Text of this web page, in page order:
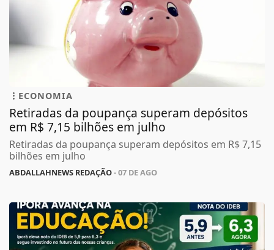
ECONOMIA
Retiradas da poupança superam depósitos
em R$ 7,15 bilhões em julho
Retiradas da poupança superam depósitos em R$ 7,15
bilhões em julho
ABDALLAHNEWS REDAÇÃO- 07 DE AGO